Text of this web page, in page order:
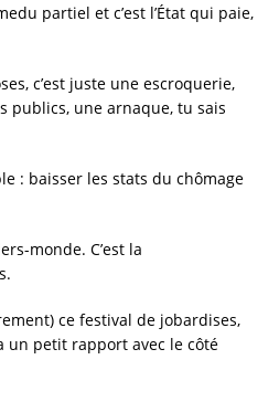
partiel et c’est l’État qui paie,
c’est juste une escroquerie,
publics, une arnaque, tu sais
: baisser les stats du chômage
monde. C’est la
ce festival de jobardises,
un petit rapport avec le côté